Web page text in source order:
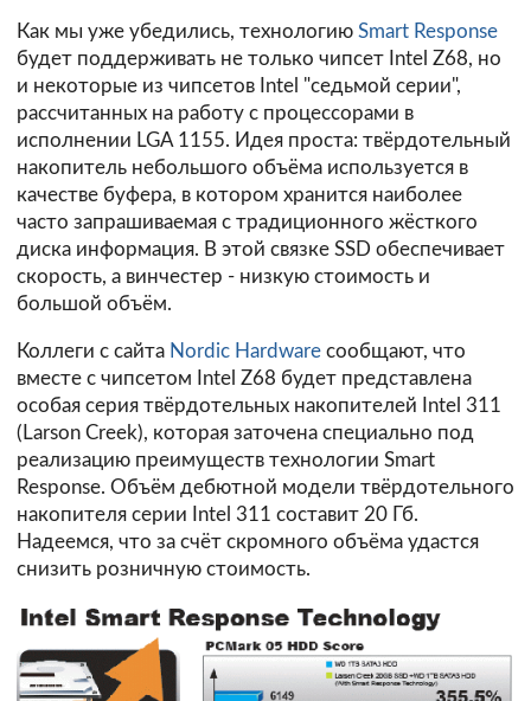
Как мы уже убедились, технологию Smart Response
будет поддерживать не только чипсет Intel Z68, но
и некоторые из чипсетов Intel "седьмой серии",
рассчитанных на работу с процессорами в
исполнении LGA 1155. Идея проста: твёрдотельный
накопитель небольшого объёма используется в
качестве буфера, в котором хранится наиболее
часто запрашиваемая с традиционного жёсткого
диска информация. В этой связке SSD обеспечивает
скорость, а винчестер - низкую стоимость и
большой объём.
Коллеги с сайта Nordic Hardware сообщают, что
вместе с чипсетом Intel Z68 будет представлена
особая серия твёрдотельных накопителей Intel 311
(Larson Creek), которая заточена специально под
реализацию преимуществ технологии Smart
Response. Объём дебютной модели твёрдотельного
накопителя серии Intel 311 составит 20 Гб.
Надеемся, что за счёт скромного объёма удастся
снизить розничную стоимость.